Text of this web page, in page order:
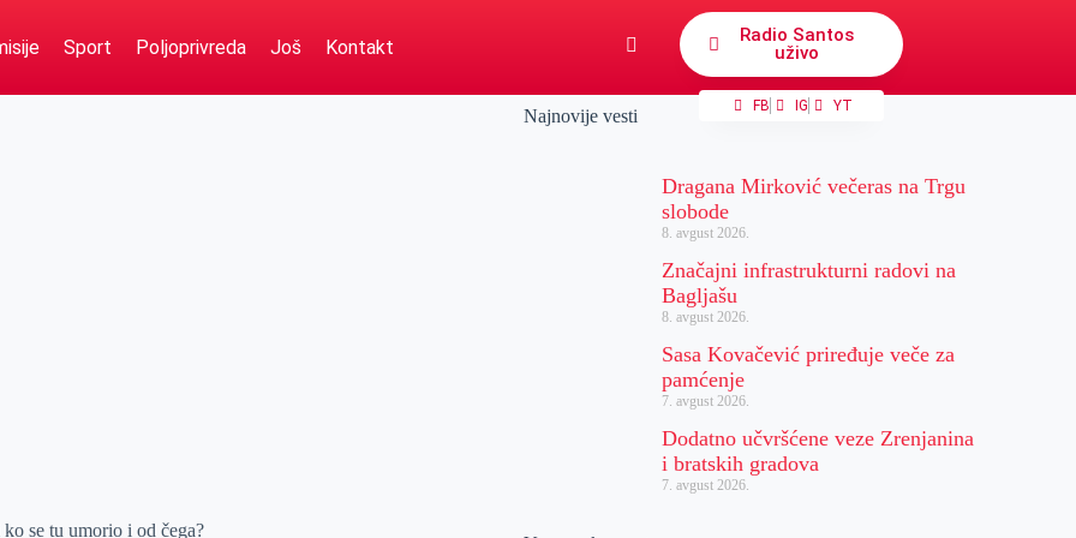
Sport Poljoprivreda Još Kontakt
Radio Santos
uživo
FB IG YT
se tu umorio i od čega?
Najnovije vesti
Dragana Mirković večeras na Trgu
slobode
8. avgust 2026.
Značajni infrastrukturni radovi na
Bagljašu
8. avgust 2026.
Sasa Kovačević priređuje veče za
pamćenje
7. avgust 2026.
Dodatno učvršćene veze Zrenjanina
i bratskih gradova
7. avgust 2026.